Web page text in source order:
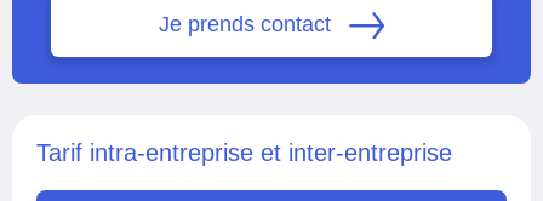
Je prends contact
Tarif intra-entreprise et inter-entreprise